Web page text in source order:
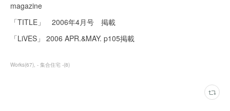
magazine
「TITLE」 2006年4月号 掲載
「LiVES」 2006 APR.&MAY. p105掲載
Works(67) - 集合住宅 -(8)